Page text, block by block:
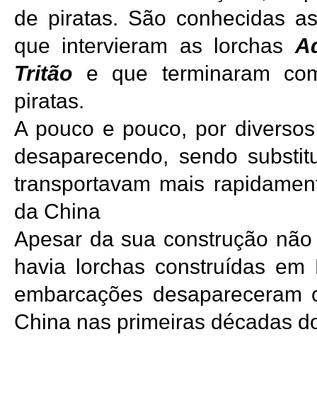
de piratas. São conhecidas
que intervieram as lorchas
Tritão e que terminaram
piratas.
A pouco e pouco, por
desaparecendo, sendo
transportavam mais
da China
Apesar da sua construção
havia lorchas construídas
embarcações
China nas primeiras décadas